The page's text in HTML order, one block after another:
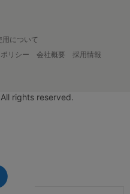
について
リシー 会社概要
採用情報
rights reserved.